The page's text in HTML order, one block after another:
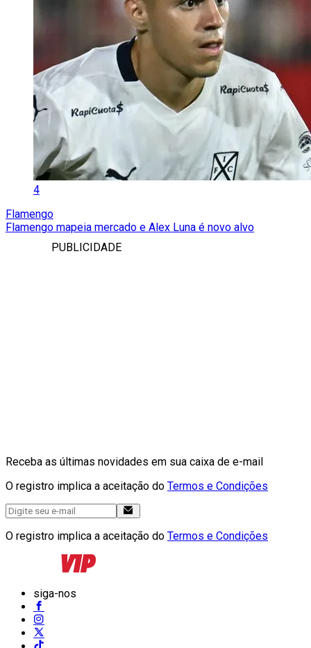
4
Flamengo
Flamengo mapeia mercado e Alex Luna é novo alvo
PUBLICIDADE
Receba as últimas novidades em sua caixa de e-mail
O registro implica a aceitação do Termos e Condições
O registro implica a aceitação do Termos e Condições
siga-nos